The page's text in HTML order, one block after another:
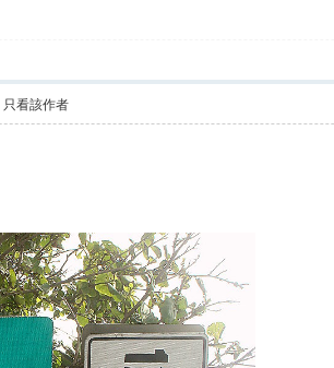
只看該作者